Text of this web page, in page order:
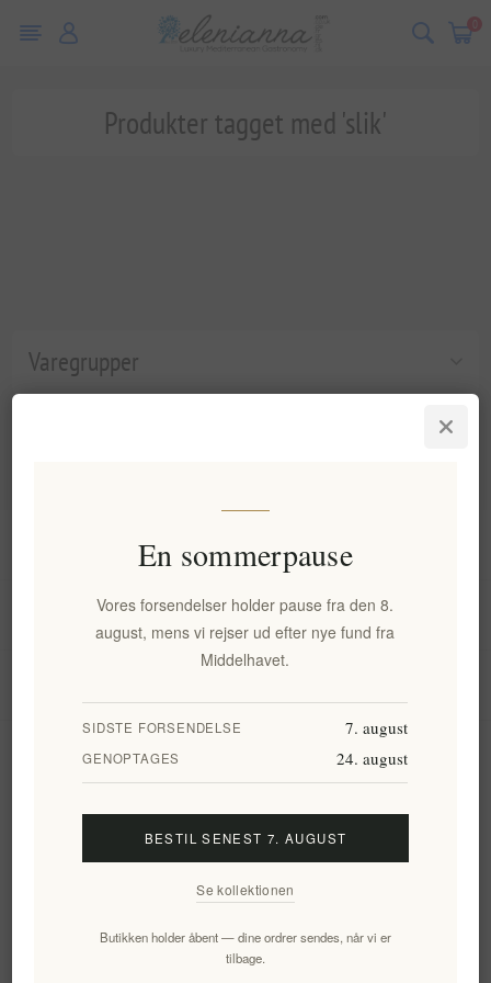
0
Varegrupper
Produkter tagget med 'slik'
Min konto
Tilmeld Frameld
En sommerpause
Vores forsendelser holder pause fra den 8.
august, mens vi rejser ud efter nye fund fra
Middelhavet.
SIDSTE FORSENDELSE 7. august
GENOPTAGES 24. august
BESTIL SENEST 7. AUGUST
Se kollektionen
Butikken holder åbent — dine ordrer sendes, når vi er
tilbage.